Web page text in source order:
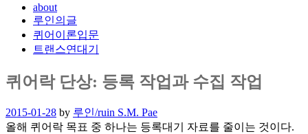
about
루인의글
퀴어이론입문
트랜스연대기
퀴어락 단상: 등록 작업과 수집 작업
Posted
on
2015-01-28 by 루인/ruin S.M. Pae
올해 퀴어락 목표 중 하나는 등록대기 자료를 줄이는 것이다.